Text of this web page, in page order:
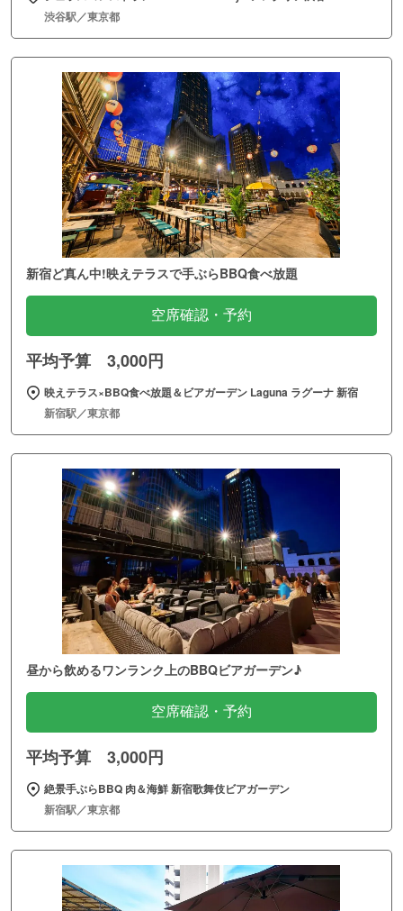
渋谷駅／東京都
新宿ど真ん中!映えテラスで手ぶらBBQ食べ放題
空席確認・予約
平均予算 3,000円
映えテラス×BBQ食べ放題＆ビアガーデン Laguna ラグーナ 新宿
新宿駅／東京都
昼から飲めるワンランク上のBBQビアガーデン♪
空席確認・予約
平均予算 3,000円
絶景手ぶらBBQ 肉＆海鮮 新宿歌舞伎ビアガーデン
新宿駅／東京都